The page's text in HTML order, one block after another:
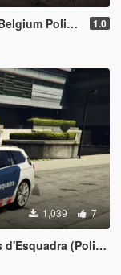
Police Belgique) 1.0
1,039 7
Cataluña, España)